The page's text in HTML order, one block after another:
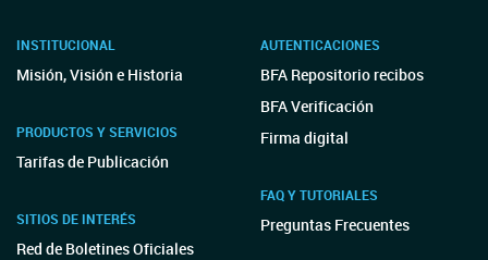
INSTITUCIONAL
Misión, Visión e Historia
PRODUCTOS Y SERVICIOS
Tarifas de Publicación
SITIOS DE INTERÉS
Red de Boletines Oficiales
AUTENTICACIONES
BFA Repositorio recibos
BFA Verificación
Firma digital
FAQ Y TUTORIALES
Preguntas Frecuentes